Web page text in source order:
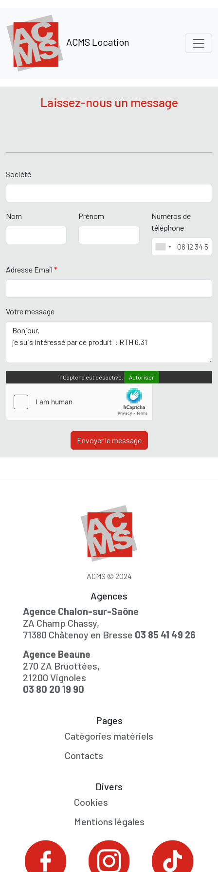
ACMS Location
Laissez-nous un message
Société
Nom Prénom
Numéros de
téléphone
Adresse Email *
Votre message
hCaptcha est désactivé. Autoriser
Envoyer le message
ACMS © 2024
Agences
Agence Chalon-sur-Saône
ZA Champ Chassy,
71380 Châtenoy en Bresse 03 85 41 49 26
Agence Beaune
270 ZA Bruottées,
21200 Vignoles
03 80 20 19 90
Pages
Catégories matériels
Contacts
Divers
Cookies
Mentions légales